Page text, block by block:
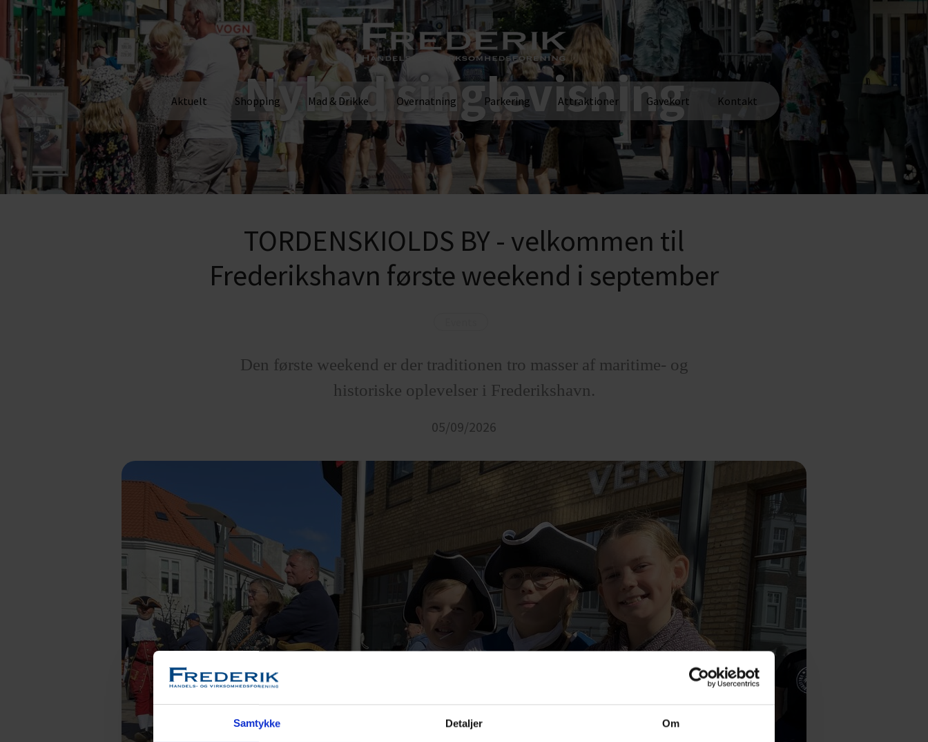
Samtykke Detaljer Om
Aktuelt Shopping Mad & Drikke Overnatning Parkering Attraktioner Gavekort Kontakt
Nyhed singlevisning
TORDENSKIOLDS BY - velkommen til
Frederikshavn første weekend i september
Den første weekend er der traditionen tro masser af maritime- og
historiske oplevelser i Frederikshavn.
05/09/2026